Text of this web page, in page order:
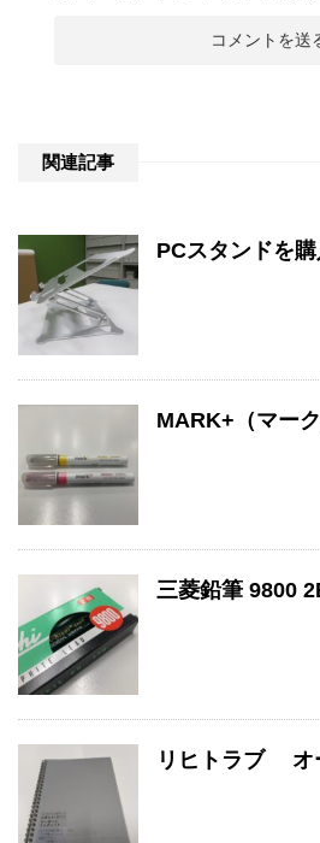
関連記事
PCスタンドを
MARK+（マー
三菱鉛筆 9800
リヒトラブ オ